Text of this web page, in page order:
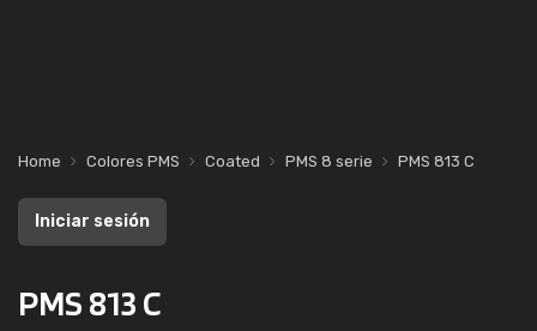
Home Colores PMS Coated PMS 8 serie PMS 813 C
Iniciar sesión
PMS 813 C